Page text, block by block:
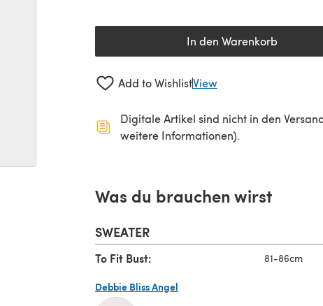
In den Warenkorb
Add to WishlistView
Digitale Artikel sind nicht in den
weitere Informationen).
Was du brauchen wirst
SWEATER
To Fit Bust: 81-86cm
Debbie Bliss Angel